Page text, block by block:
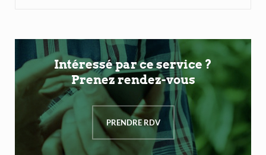
Intéressé par ce service ?
Prenez rendez-vous
PRENDRE RDV